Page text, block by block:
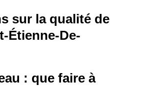
sur la qualité de
Étienne-De-
: que faire à